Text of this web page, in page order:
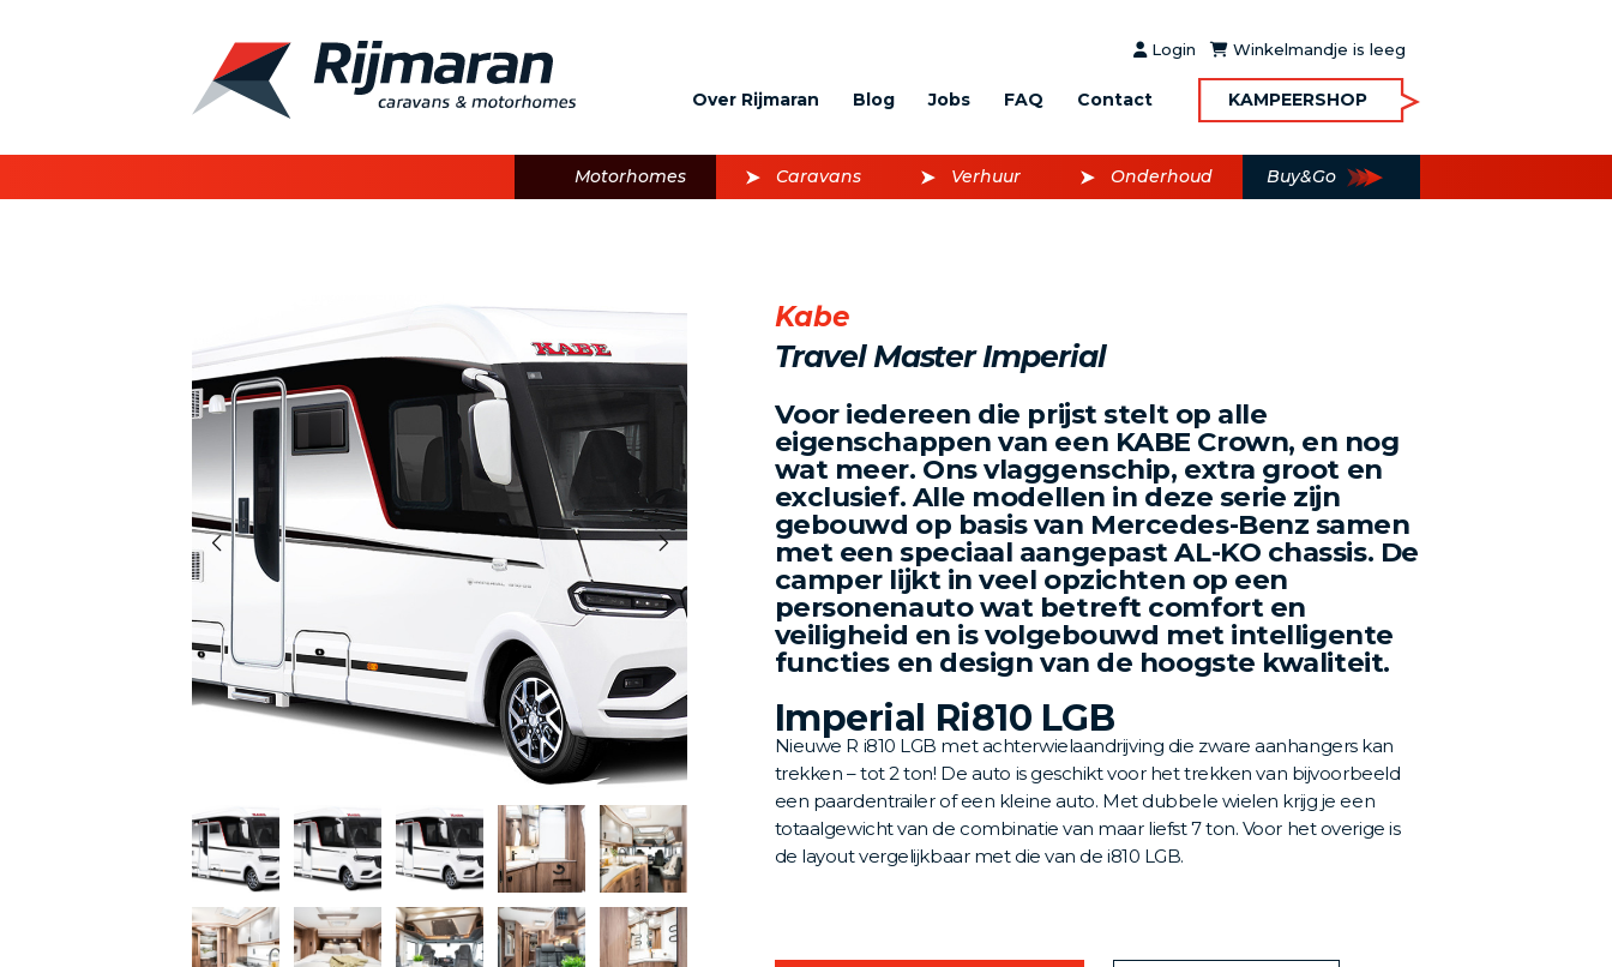
Login Winkelmandje is leeg
Over Rijmaran Blog Jobs FAQ Contact KAMPEERSHOP
Motorhomes Caravans Verhuur Onderhoud Buy&Go
Vorige Volgende
Kabe
Travel Master Imperial
Voor iedereen die prijst stelt op alle
eigenschappen van een KABE Crown, en nog
wat meer. Ons vlaggenschip, extra groot en
exclusief. Alle modellen in deze serie zijn
gebouwd op basis van Mercedes-Benz samen
met een speciaal aangepast AL-KO chassis. De
camper lijkt in veel opzichten op een
personenauto wat betreft comfort en
veiligheid en is volgebouwd met intelligente
functies en design van de hoogste kwaliteit.
Imperial Ri810 LGB
Nieuwe R i810 LGB met achterwielaandrijving die zware aanhangers kan
trekken – tot 2 ton! De auto is geschikt voor het trekken van bijvoorbeeld
een paardentrailer of een kleine auto. Met dubbele wielen krijg je een
totaalgewicht van de combinatie van maar liefst 7 ton. Voor het overige is
de layout vergelijkbaar met die van de i810 LGB.